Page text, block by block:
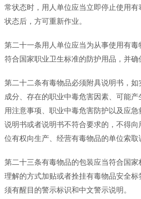
常状态时，用人单位应当立即停止使用
状态后，方可重新作业。
第二十一条用人单位应当为从事使用有
符合国家职业卫生标准的防护用品，并确
第二十二条有毒物品必须附具说明书，
成分、存在的职业中毒危害因素、可能
用注意事项、职业中毒危害防护以及应
说明书或者说明书不符合要求的，不得
位有权向生产、经营有毒物品的单位索取
第二十三条有毒物品的包装应当符合国
理解的方式加贴或者拴挂有毒物品安全
须有醒目的警示标识和中文警示说明。